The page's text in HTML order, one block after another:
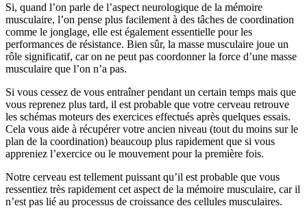
Si, quand l’on parle de l’aspect neurologique de la mémoire
musculaire, l’on pense plus facilement à des tâches de coordination
comme le jonglage, elle est également essentielle pour les
performances de résistance. Bien sûr, la masse musculaire joue un
rôle significatif, car on ne peut pas coordonner la force d’une masse
musculaire que l’on n’a pas.
Si vous cessez de vous entraîner pendant un certain temps mais que
vous reprenez plus tard, il est probable que votre cerveau retrouve
les schémas moteurs des exercices effectués après quelques essais.
Cela vous aide à récupérer votre ancien niveau (tout du moins sur le
plan de la coordination) beaucoup plus rapidement que si vous
appreniez l’exercice ou le mouvement pour la première fois.
Notre cerveau est tellement puissant qu’il est probable que vous
ressentiez très rapidement cet aspect de la mémoire musculaire, car il
n’est pas lié au processus de croissance des cellules musculaires.